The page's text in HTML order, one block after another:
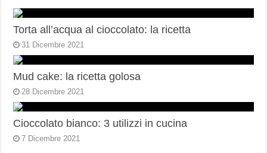
Torta all’acqua al cioccolato: la ricetta
31 Dicembre 2021
Mud cake: la ricetta golosa
28 Dicembre 2021
Cioccolato bianco: 3 utilizzi in cucina
7 Dicembre 2021